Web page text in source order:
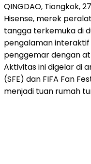
QINGDAO, Tiongkok,
Hisense, merek
tangga terkemuka di
pengalaman
penggemar dengan
Aktivitas ini digelar di
(SFE) dan FIFA Fan
menjadi tuan rumah